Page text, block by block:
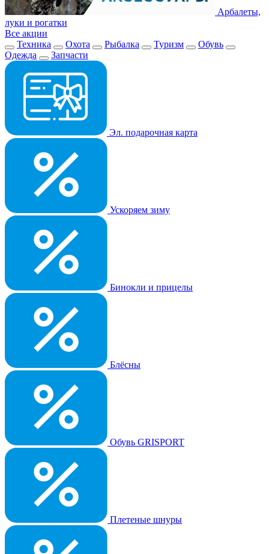
Арбалеты,
луки и рогатки
Все акции
Техника
Охота Рыбалка Туризм
Обувь
Одежда
Запчасти
Эл. подарочная карта
Ускоряем зиму
Бинокли и прицелы
Блёсны
Обувь GRISPORT
Плетеные шнуры